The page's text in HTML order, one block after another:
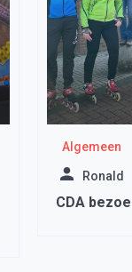
Algemeen
Ronald
CDA